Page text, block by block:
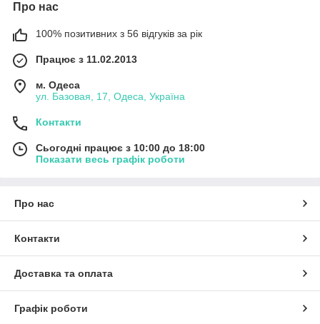
Про нас
100% позитивних з 56 відгуків за рік
Працює з 11.02.2013
м. Одеса
ул. Базовая, 17, Одеса, Україна
Контакти
Сьогодні працює з 10:00 до 18:00
Показати весь графік роботи
Про нас
Контакти
Доставка та оплата
Графік роботи